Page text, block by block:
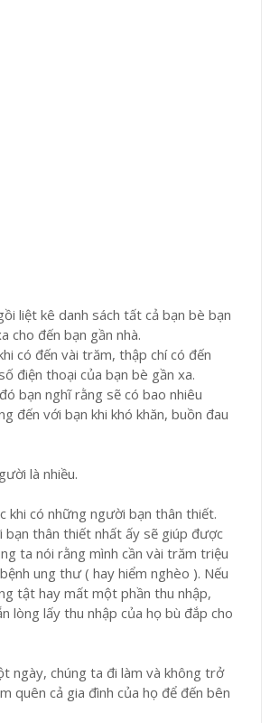
liệt kê danh sách tất cả bạn bè bạn
cho đến bạn gần nhà.
có đến vài trăm, thập chí có đến
điện thoại của bạn bè gần xa.
bạn nghĩ rằng sẽ có bao nhiêu
đến với bạn khi khó khăn, buồn đau
là nhiều.
khi có những người bạn thân thiết.
bạn thân thiết nhất ấy sẽ giúp được
ta nói rằng mình cần vài trăm triệu
ung thư ( hay hiểm nghèo ). Nếu
tật hay mất một phần thu nhập,
lòng lấy thu nhập của họ bù đắp cho
ngày, chúng ta đi làm và không trở
quên cả gia đình của họ để đến bên